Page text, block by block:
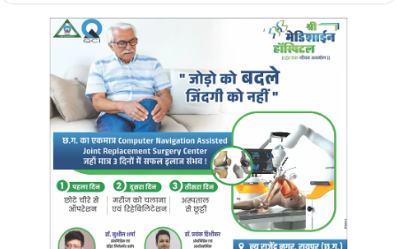
की प्रस्तुति देगी।इसके 20 सदस्यों के दल में 11 पुरुष और नौ महिलाएं शामिल
यह नृत्य मुख्यतः मिजोरम की मारा जनजाति द्वारा किया जाता है।‘सोलकिया’
का अर्थ दुश्मन के कटे हुए सिर से है।
सोलकिया नृत्य मूल रूप से दुश्मनों पर जीत
का जश्न मनाने के लिए किया जाता था।खासकर उस मौके पर जब विजेता द्वारा
दुश्मन का सिर ट्रॉफी के रूप में घर लाया जाता था। लेकिन अब यह सभी महत्वपूर्ण
अवसरों पर मिजो समुदायों के पुरुषों और महिलाओं द्वारा किया जाता है।
मिजोरम के कलाकारों के दल का नेतृत्व कर रहे जोथमजामा ने बताया कि सोलकिया
नृत्य की शुरुआत पिवी और लाखेर समुदायों द्वारा की गई थी।इस लोक नृत्य के
साथ आने वाला स्वर संगीत गायन की तुलना में मंत्रोच्चार के अधिक निकट है।
ताल संगीत एक जोड़ी घडि़यों द्वारा प्रदान किया जाता है, जो एक दूसरे से बड़े होते